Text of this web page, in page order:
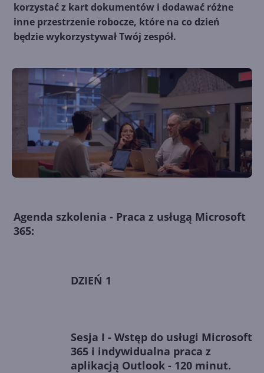
korzystać z kart dokumentów i dodawać różne
inne przestrzenie robocze, które na co dzień
będzie wykorzystywał Twój zespół.
Agenda szkolenia - Praca z usługą Microsoft
365:
DZIEŃ 1
Sesja I - Wstęp do usługi Microsoft
365 i indywidualna praca z
aplikacją Outlook - 120 minut.